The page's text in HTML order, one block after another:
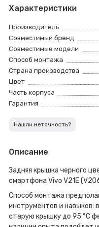
Характеристики
Производитель
Совместимый бренд
Совместимые модели
Способ монтажа
Страна производства
Цвет
Часть корпуса
Гарантия
Нашли неточность?
Описание
Задняя крышка черного
смартфона Vivo V21E
Способ монтажа
инструментов и навыков:
старую крышку до 95 °C